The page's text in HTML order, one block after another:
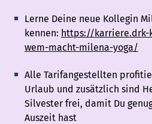
Lerne Deine neue Kollegin
kennen: https://
wem-macht-milena-yoga/
Alle Tarifangestellten
Urlaub und zusätzlich sind
Silvester frei, damit Du
Auszeit hast